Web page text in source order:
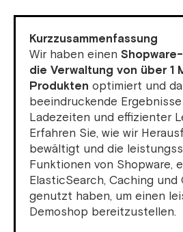
Kurzzusammenfassung
Wir haben einen
die Verwaltung von über 1
Produkten optimiert und
beeindruckende
Ladezeiten und effizienter
Erfahren Sie, wie wir
bewältigt und die
Funktionen von Shopware,
ElasticSearch, Caching
genutzt haben, um einen
Demoshop bereitzustellen.